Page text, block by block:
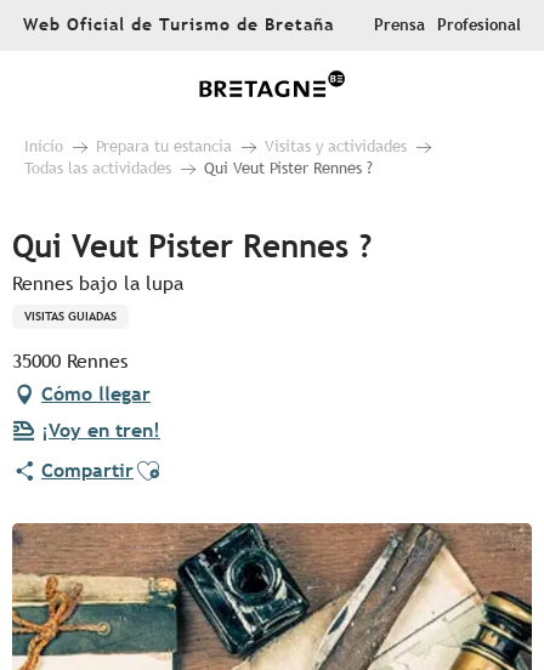
AllerWeb Oficial de Turismo de Bretaña Prensa Profesional
Inicio Prepara tu estancia
Visitas y actividades
Todas las actividades
Qui Veut Pister Rennes ?
Qui Veut Pister Rennes ?
Rennes bajo la lupa
VISITAS GUIADAS
35000 Rennes
Cómo llegar
¡Voy en tren!
CompartirAjouter aux favoris